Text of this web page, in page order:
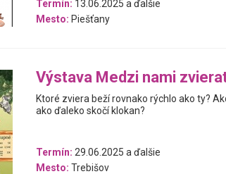
Termín: 13.06.2025 a ďalšie
Mesto: Piešťany
Výstava Medzi nami
Ktoré zviera beží rovnako rýchlo ako ty?
ako ďaleko skočí klokan?
Termín: 29.06.2025 a ďalšie
Mesto: Trebišov